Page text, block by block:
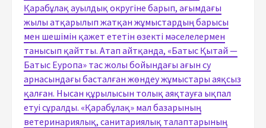
Қарабұлақ ауылдық округіне барып, ағымдағы
жылы атқарылып жатқан жұмыстардың барысы
мен шешімін қажет ететін өзекті мәселелермен
танысып қайтты. Атап айтқанда, «Батыс Қытай —
Батыс Еуропа» тас жолы бойындағы ағын су
арнасындағы басталған жөндеу жұмыстары аяқсыз
қалған. Нысан құрылысын толық аяқтауға ықпал
етуі сұралды. «Қарабұлақ» мал базарының
ветеринариялық, санитариялық талаптарының